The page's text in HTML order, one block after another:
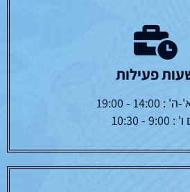
פעילות
- 19:00
- 10:30